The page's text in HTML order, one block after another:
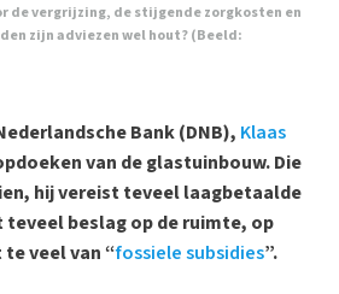
de vergrijzing, de stijgende zorgkosten en
zijn adviezen wel hout? (Beeld:
Bank (DNB), Klaas
van de glastuinbouw. Die
hij vereist teveel laagbetaalde
beslag op de ruimte, op
veel van “fossiele subsidies”.